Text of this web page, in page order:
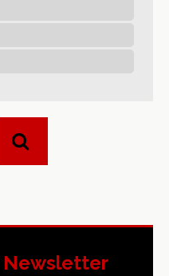
Newsletter